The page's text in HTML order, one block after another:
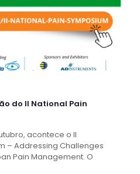
do II National Pain
acontece o II
– Addressing Challenges
Pain Management. O